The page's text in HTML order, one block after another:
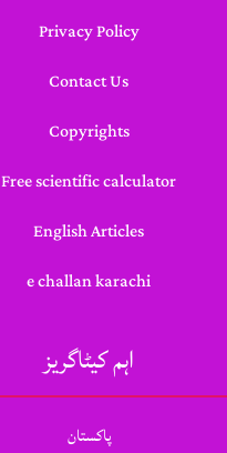
Privacy Policy
Contact Us
Copyrights
Free scientific calculator
English Articles
e challan karachi
اہم کیٹاگریز
پاکستان